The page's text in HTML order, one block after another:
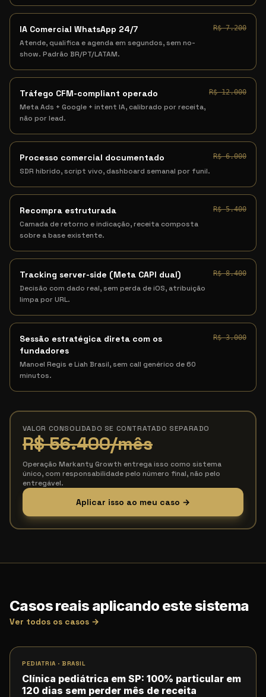
IA Comercial WhatsApp 24/7
Atende, qualifica e agenda em segundos, sem no-
show. Padrão BR/PT/LATAM.
R$ 7.200
Tráfego CFM-compliant operado
Meta Ads + Google + intent IA, calibrado por receita,
não por lead.
R$ 12.000
Processo comercial documentado
SDR híbrido, script vivo, dashboard semanal por funil.
R$ 6.000
Recompra estruturada
Camada de retorno e indicação, receita composta
sobre a base existente.
R$ 5.400
Tracking server-side (Meta CAPI dual)
Decisão com dado real, sem perda de iOS, atribuição
limpa por URL.
R$ 8.400
Sessão estratégica direta com os
fundadores
Manoel Regis e Liah Brasil, sem call genérico de 60
minutos.
R$ 3.000
VALOR CONSOLIDADO SE CONTRATADO SEPARADO
R$ 56.400/mês
Operação Markanty Growth entrega isso como sistema
único, com responsabilidade pelo número final, não pelo
entregável.
Aplicar isso ao meu caso →
Casos reais aplicando este sistema
Ver todos os casos →
PEDIATRIA · BRASIL
Clínica pediátrica em SP: 100% particular em
120 dias sem perder mês de receita